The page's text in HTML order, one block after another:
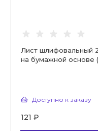
Лист шлифовальный
на бумажной основе
Доступно к заказу
121 ₽